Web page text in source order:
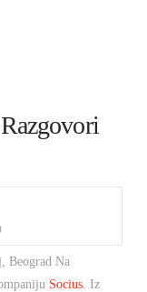
Beograd Na
Socius. Iz